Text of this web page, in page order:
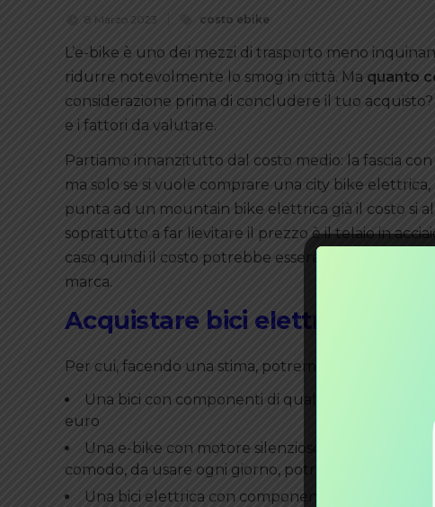
8 Marzo 2023 costo ebike
L’e-bike è uno dei mezzi di trasporto meno
ridurre notevolmente lo smog in città. Ma quanto
considerazione prima di concludere il tuo acquisto?
e i fattori da valutare.
Partiamo innanzitutto dal costo medio: la fascia
ma solo se si vuole comprare una city bike
punta ad un mountain bike elettrica già il costo si
soprattutto a far lievitare il prezzo è il telaio in
caso quindi il costo potrebbe essere anche intorno
marca.
Acquistare bici elettriche per
Per cui, facendo una stima, potremmo affermare
Una bici con componenti di qualità medio-alta
euro
Una e-bike con motore silenzioso, batteria al
comodo, da usare ogni giorno, potrebbe costare
Una bici elettrica con componenti scarse, sia